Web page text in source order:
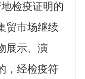
检疫证明的
贸市场继续
展示、演
，经检疫符